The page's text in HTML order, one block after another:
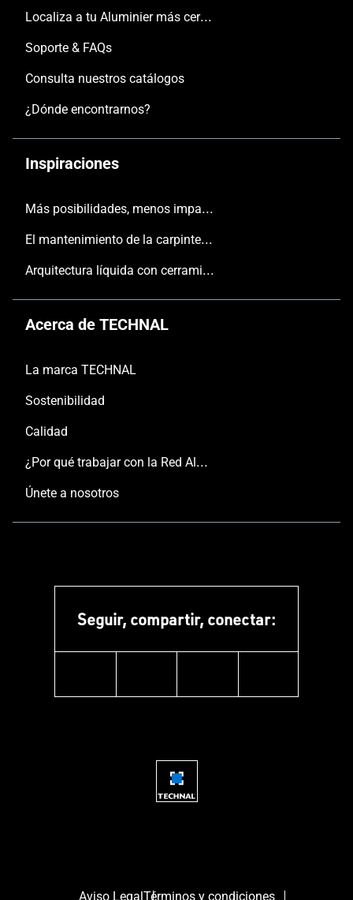
Localiza a tu Aluminier más cercano
Soporte & FAQs
Consulta nuestros catálogos
¿Dónde encontrarnos?
Inspiraciones
Más posibilidades, menos impacto
El mantenimiento de la carpintería
Arquitectura líquida con cerramientos TECHNAL
Acerca de TECHNAL
La marca TECHNAL
Sostenibilidad
Calidad
¿Por qué trabajar con la Red Aluminier TECHNAL?
Únete a nosotros
Seguir, compartir, conectar:
Aviso LegalTérminos y condiciones